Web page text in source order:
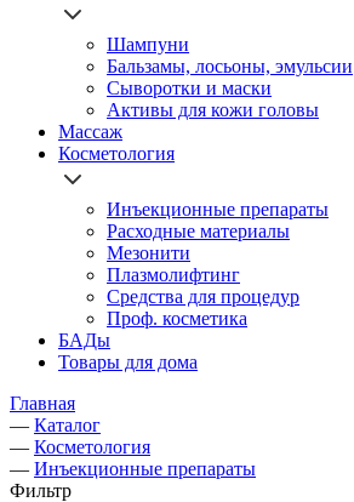
Шампуни
Бальзамы, лосьоны, эмульсии
Сыворотки и маски
Активы для кожи головы
Массаж
Косметология
Инъекционные препараты
Расходные материалы
Мезонити
Плазмолифтинг
Средства для процедур
Проф. косметика
БАДы
Товары для дома
Главная
— Каталог
— Косметология
— Инъекционные препараты
Фильтр